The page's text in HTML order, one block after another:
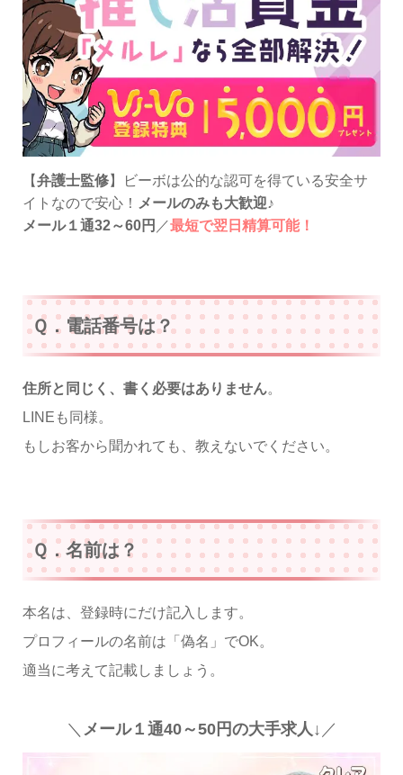
【弁護士監修】ビーボは公的な認可を得ている安全サ
イトなので安心！ メールのみも大歓迎♪
メール１通32～60円 ／最短で翌日精算可能！
Ｑ．電話番号は？
住所と同じく、書く必要はありません。
LINEも同様。
もしお客から聞かれても、教えないでください。
Ｑ．名前は？
本名は、登録時にだけ記入します。
プロフィールの名前は「偽名」でOK。
適当に考えて記載しましょう。
＼ メール１通40～50円の大手求人↓ ／